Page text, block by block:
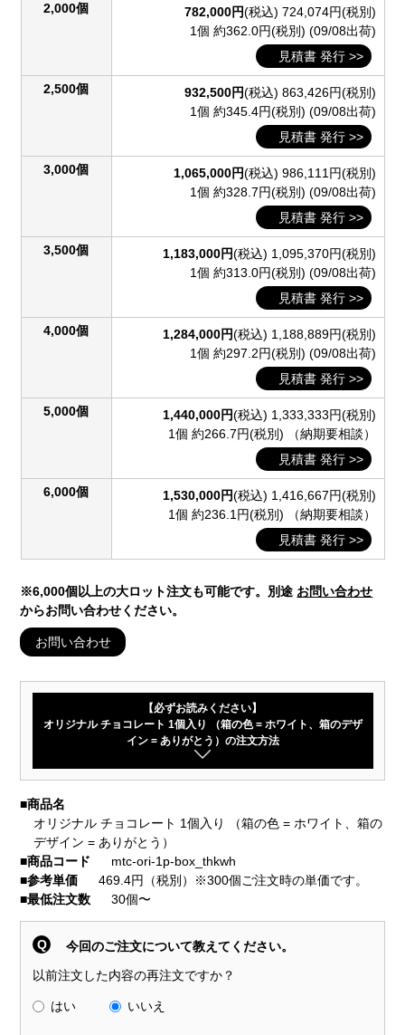
2,000個 782,000円(税込) 724,074円(税別)
1個 約362.0円(税別) (09/08出荷)
見積書 発行 >>
2,500個 932,500円(税込) 863,426円(税別)
1個 約345.4円(税別) (09/08出荷)
見積書 発行 >>
3,000個 1,065,000円(税込) 986,111円(税別)
1個 約328.7円(税別) (09/08出荷)
見積書 発行 >>
3,500個 1,183,000円(税込) 1,095,370円(税別)
1個 約313.0円(税別) (09/08出荷)
見積書 発行 >>
4,000個 1,284,000円(税込) 1,188,889円(税別)
1個 約297.2円(税別) (09/08出荷)
見積書 発行 >>
5,000個 1,440,000円(税込) 1,333,333円(税別)
1個 約266.7円(税別) （納期要相談）
見積書 発行 >>
6,000個 1,530,000円(税込) 1,416,667円(税別)
1個 約236.1円(税別) （納期要相談）
見積書 発行 >>
※6,000個以上の大ロット注文も可能です。別途 お問い合わせ
からお問い合わせください。
お問い合わせ
【必ずお読みください】
オリジナル チョコレート 1個入り （箱の色 = ホワイト、箱のデザ
イン = ありがとう）の注文方法
■商品名
オリジナル チョコレート 1個入り （箱の色 = ホワイト、箱の
デザイン = ありがとう）
■商品コード
mtc-ori-1p-box_thkwh
■参考単価
469.4円（税別）※300個ご注文時の単価です。
■最低注文数 30個〜
Q 今回のご注文について教えてください。
以前注文した内容の再注文ですか？
はい いいえ